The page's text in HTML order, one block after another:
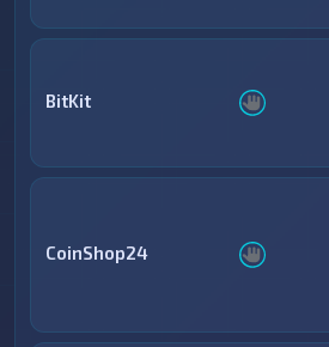
BitKit
CoinShop24